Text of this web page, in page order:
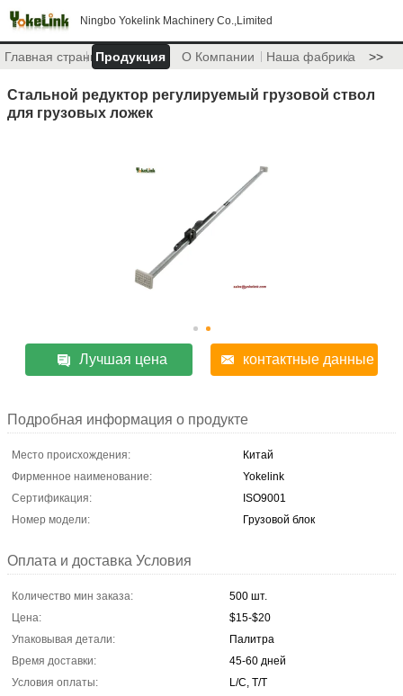
Ningbo Yokelink Machinery Co.,Limited
Главная страницаПродукция О Компании Наша фабрика >>
Стальной редуктор регулируемый грузовой ствол
для грузовых ложек
Лучшая цена контактные данные
Подробная информация о продукте
Место происхождения:
Китай
Фирменное наименование:
Yokelink
Сертификация:
ISO9001
Номер модели:
Грузовой блок
Оплата и доставка Условия
Количество мин заказа:
500 шт.
Цена:
$15-$20
Упаковывая детали:
Палитра
Время доставки:
45-60 дней
Условия оплаты:
L/C, T/T